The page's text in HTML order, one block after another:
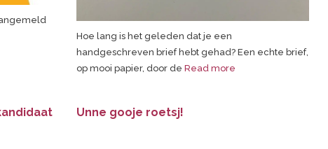
Hoe lang is het geleden dat je een
handgeschreven brief hebt gehad? Een echte brief,
op mooi papier, door deRead more
Unne gooje roetsj!